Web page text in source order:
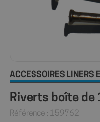
ACCESSOIRES LINERS
Riverts boîte de
Référence : 159762